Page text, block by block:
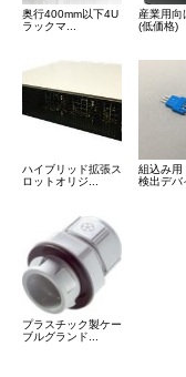
奥行400mm以下4U
ラックマ...
産業用向
(低価格)
ハイブリッド拡張ス
ロットオリジ...
組込み用
検出デバ
プラスチック製ケー
ブルグランド...